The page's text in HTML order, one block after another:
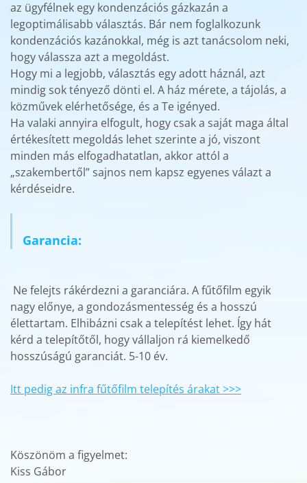
az ügyfélnek egy kondenzációs gázkazán a
legoptimálisabb választás. Bár nem foglalkozunk
kondenzációs kazánokkal, még is azt tanácsolom neki,
hogy válassza azt a megoldást.
Hogy mi a legjobb, választás egy adott háznál, azt
mindig sok tényező dönti el. A ház mérete, a tájolás, a
közművek elérhetősége, és a Te igényed.
Ha valaki annyira elfogult, hogy csak a saját maga által
értékesített megoldás lehet szerinte a jó, viszont
minden más elfogadhatatlan, akkor attól a
„szakembertől” sajnos nem kapsz egyenes válazt a
kérdéseidre.
Garancia:
Ne felejts rákérdezni a garanciára. A fűtőfilm egyik
nagy előnye, a gondozásmentesség és a hosszú
élettartam. Elhibázni csak a telepítést lehet. Így hát
kérd a telepítőtől, hogy vállaljon rá kiemelkedő
hosszúságú garanciát. 5-10 év.
Itt pedig az infra fűtőfilm telepítés árakat >>>
Köszönöm a figyelmet:
Kiss Gábor